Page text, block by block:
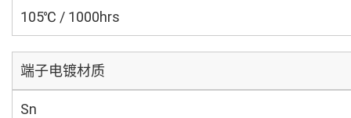
105℃ / 1000hrs
端子电镀材质
Sn